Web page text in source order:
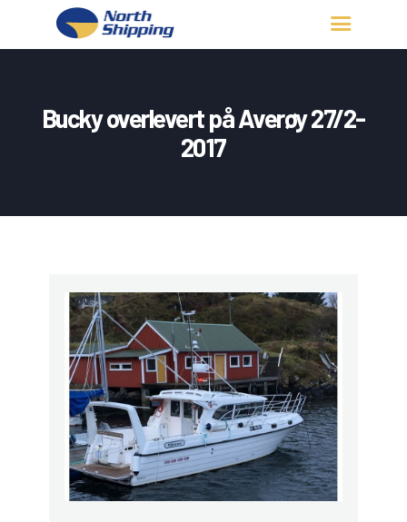
Bucky overlevert på Averøy 27/2-
2017
OM OSS
FARTØY
LOGG INN